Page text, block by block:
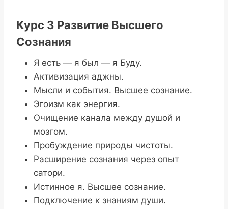
Курс 3 Развитие Высшего
Сознания
Я есть — я был — я Буду.
Активизация аджны.
Мысли и события. Высшее сознание.
Эгоизм как энергия.
Очищение канала между душой и
мозгом.
Пробуждение природы чистоты.
Расширение сознания через опыт
сатори.
Истинное я. Высшее сознание.
Подключение к знаниям души.